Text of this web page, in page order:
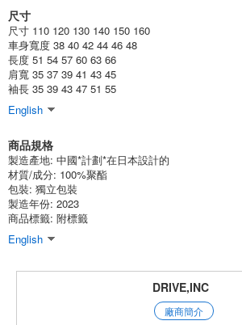
(243-06B)
批發價: 僅限會員查看
6-6 黑色/130 釐米
(243-06B)
6-6 黑色/140 釐米
(243-06B)
批發價:僅限會員查看
尺寸
尺寸 110 120 130 140 150 160
車身寬度 38 40 42 44 46 48
長度 51 54 57 60 63 66
肩寬 35 37 39 41 43 45
袖長 35 39 43 47 51 55
English
商品規格
製造產地: 中國*計劃*在日本設計的
材質/成分: 100%聚酯
包裝: 獨立包裝
製造年份: 2023
商品標籤: 附標籤
English
DRIVE,INC
廠商簡介